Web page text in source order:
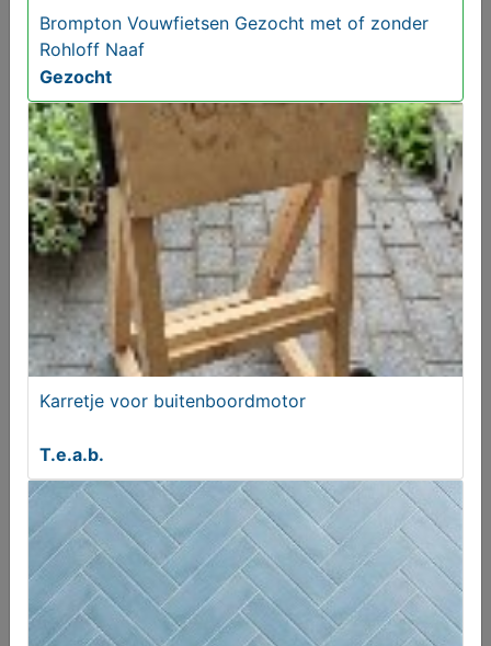
BB-line met Yamaha 8pk fourstroke
€ 1400,00
Handvormtegels lichtblauw visgraattegels
badkamertegels
€ 39,95
Brompton Vouwfietsen Gezocht met of zonder
Rohloff Naaf
Gezocht
Karretje voor buitenboordmotor
T.e.a.b.